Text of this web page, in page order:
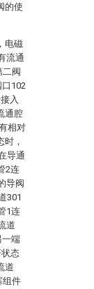
的使
电磁
流通
二阀
102
入
通腔
相对
，
导通
2连
导阀
301
1连
道
一端
态
道
组件